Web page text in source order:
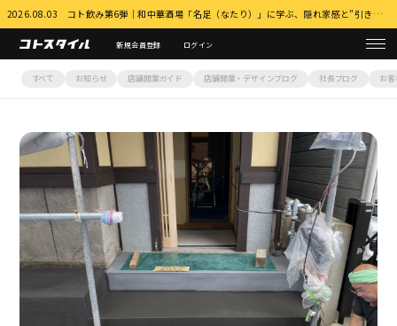
2026.08.03 コト飲み第6弾｜和中華酒場「名足（なたり）」に学ぶ、隠れ家感と”引き算”の店づくり 詳細はこちら
新規会員登録 ログイン
すべて お知らせ 店舗開業ガイド 店舗開業・デザインブログ 社長ブログ お